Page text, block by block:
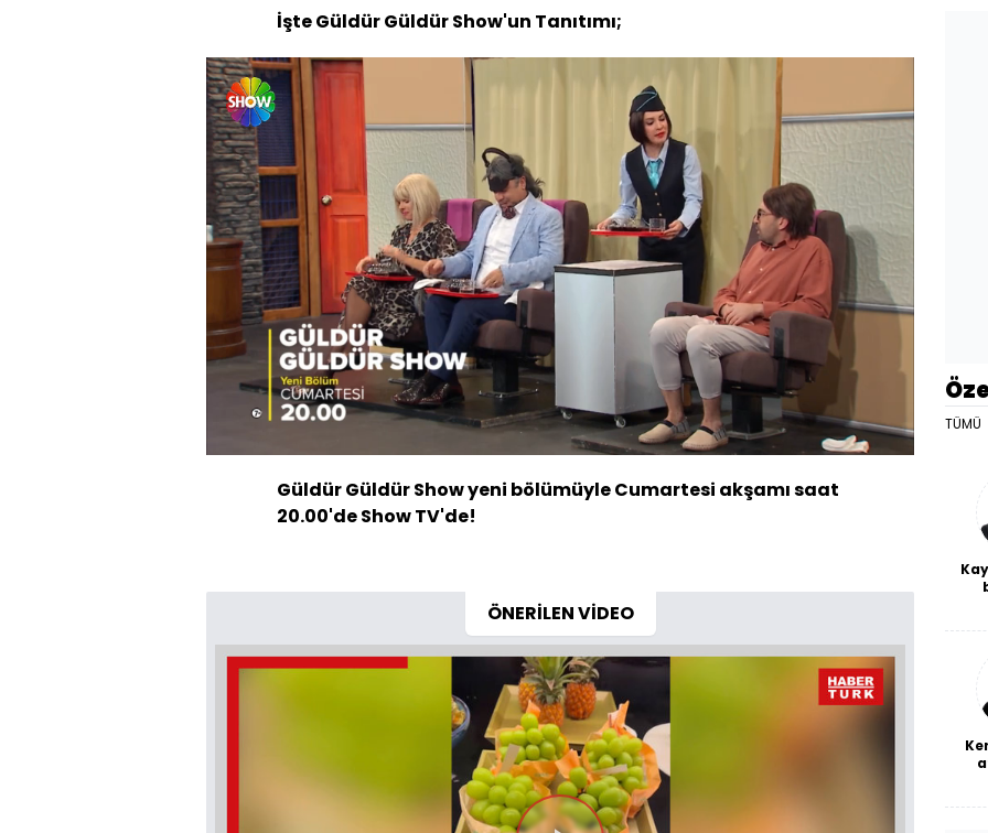
İşte Güldür Güldür Show'un Tanıtımı;
Yüklendi
72.78%
Oynatma
Hızı
Güldür Güldür Show yeni bölümüyle Cumartesi akşamı saat
20.00'de Show TV'de!
ÖNERİLEN VİDEO
TÜMÜ